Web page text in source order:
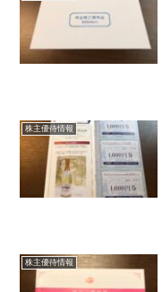
株主優待情報
株主優待情報